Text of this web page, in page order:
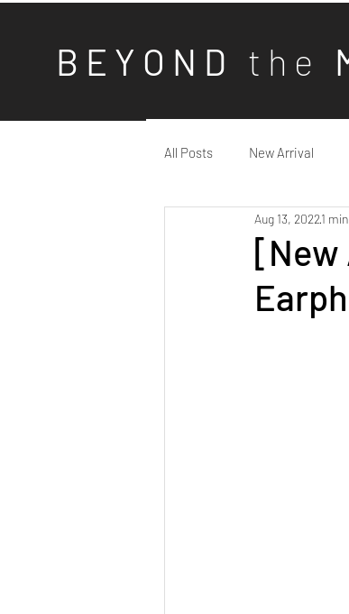
B E Y O N D t h e
All Posts New Arrival
[New
Aug 13, 20221